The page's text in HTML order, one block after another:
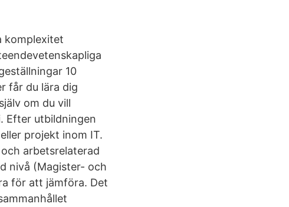
komplexitet
10
får du lära dig
om du vill
Efter utbildningen
projekt inom IT.
arbetsrelaterad
nivå (Magister- och
för att jämföra. Det